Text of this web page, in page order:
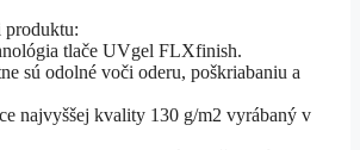
produktu:
tlače UVgel FLXfinish.
sú odolné voči oderu, poškriabaniu a
najvyššej kvality 130 g/m2 vyrábaný v